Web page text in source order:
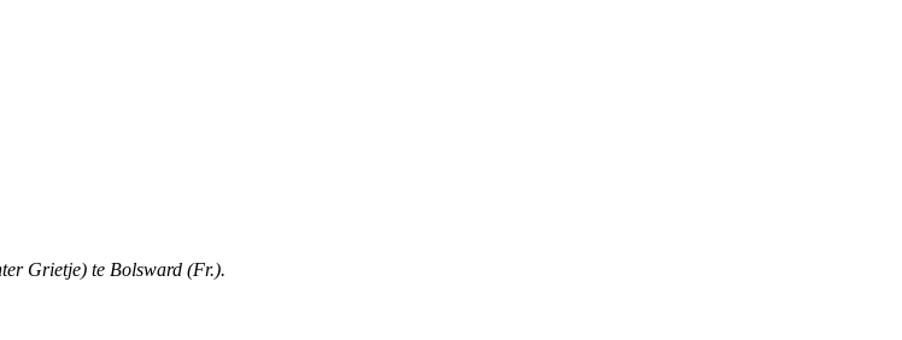
Grietje) te Bolsward (Fr.).